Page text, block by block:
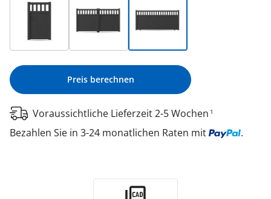
Preis berechnen
Voraussichtliche Lieferzeit 2-5 Wochen 1
Bezahlen Sie in 3-24 monatlichen Raten mit .